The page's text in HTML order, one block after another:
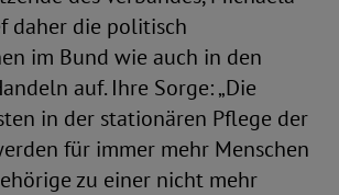
daher die politisch
im Bund wie auch in den
auf. Ihre Sorge: „Die
in der stationären Pflege der
für immer mehr Menschen
zu einer nicht mehr